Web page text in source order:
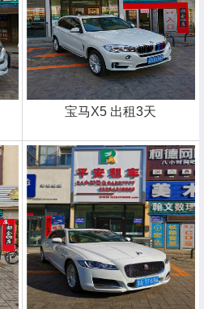
宝马X5 出租3天